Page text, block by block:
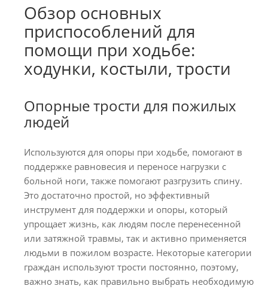
Обзор основных
приспособлений для
помощи при ходьбе:
ходунки, костыли, трости
Опорные трости для пожилых
людей
Используются для опоры при ходьбе, помогают в
поддержке равновесия и переносе нагрузки с
больной ноги, также помогают разгрузить спину.
Это достаточно простой, но эффективный
инструмент для поддержки и опоры, который
упрощает жизнь, как людям после перенесенной
или затяжной травмы, так и активно применяется
людьми в пожилом возрасте. Некоторые категории
граждан используют трости постоянно, поэтому,
важно знать, как правильно выбрать необходимую